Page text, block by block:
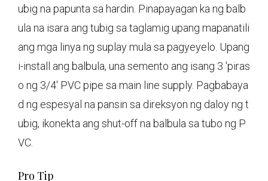
ubig na papunta sa hardin. Pinapayagan ka ng balb
ula na isara ang tubig sa taglamig upang mapanatili
ang mga linya ng suplay mula sa pagyeyelo. Upang
i-install ang balbula, una semento ang isang 3 'piras
o ng 3/4' PVC pipe sa main line supply. Pagbabaya
d ng espesyal na pansin sa direksyon ng daloy ng t
ubig, ikonekta ang shut-off na balbula sa tubo ng P
VC.
Pro Tip